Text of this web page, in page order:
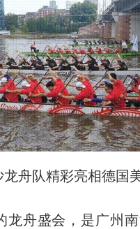
龙舟队精彩亮相德国
舟盛会，是广州南